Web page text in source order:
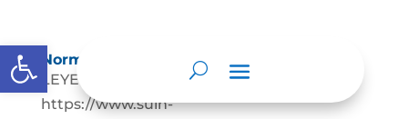
Abrir barra de herramientas
Normatividad
LEYES: Constitución Política de Colombia.
https://www.suin-